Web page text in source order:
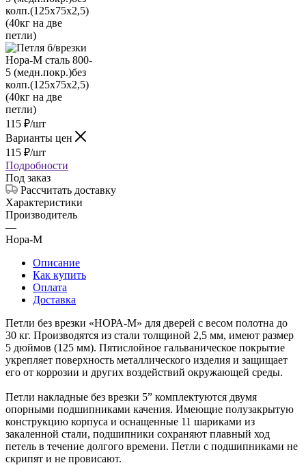
115 ₽/шт
Варианты цен
115 ₽/шт
Подробности
Под заказ
Рассчитать доставку
Характеристики
Производитель
—
Нора-М
Описание
Как купить
Оплата
Доставка
Петли без врезки «НОРА-М» для дверей с весом полотна до
30 кг. Производятся из стали толщиной 2,5 мм, имеют размер
5 дюймов (125 мм). Пятислойное гальваническое покрытие
укрепляет поверхность металлического изделия и защищает
его от коррозии и других воздействий окружающей среды.
Петли накладные без врезки 5” комплектуются двумя
опорными подшипниками качения. Имеющие полузакрытую
конструкцию корпуса и оснащенные 11 шариками из
закаленной стали, подшипники сохраняют плавный ход
петель в течение долгого времени. Петли с подшипниками не
скрипят и не провисают.